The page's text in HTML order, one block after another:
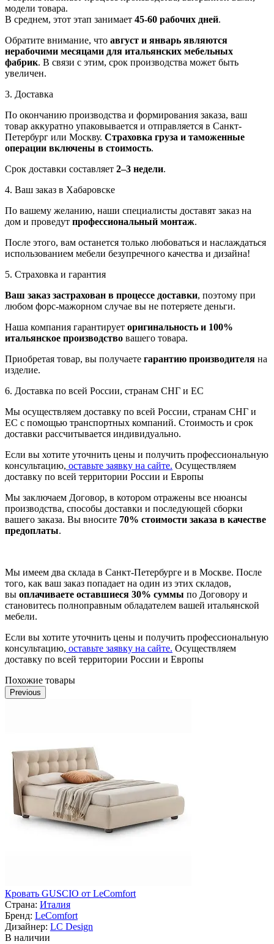
модели товара.
В среднем, этот этап занимает 45-60 рабочих дней.
Обратите внимание, что август и январь являются
нерабочими месяцами для итальянских мебельных
фабрик. В связи с этим, срок производства может быть
увеличен.
3. Доставка
По окончанию производства и формирования заказа, ваш
товар аккуратно упаковывается и отправляется в Санкт-
Петербург или Москву. Страховка груза и таможенные
операции включены в стоимость.
Срок доставки составляет 2–3 недели.
4. Ваш заказ в Хабаровске
По вашему желанию, наши специалисты доставят заказ на
дом и проведут профессиональный монтаж.
После этого, вам останется только любоваться и наслаждаться
использованием мебели безупречного качества и дизайна!
5. Страховка и гарантия
Ваш заказ застрахован в процессе доставки, поэтому при
любом форс-мажорном случае вы не потеряете деньги.
Наша компания гарантирует оригинальность и 100%
итальянское производство вашего товара.
Приобретая товар, вы получаете гарантию производителя на
изделие.
6. Доставка по всей России, странам СНГ и ЕС
Мы осуществляем доставку по всей России, странам СНГ и
ЕС с помощью транспортных компаний. Стоимость и срок
доставки рассчитывается индивидуально.
Если вы хотите уточнить цены и получить профессиональную
консультацию, оставьте заявку на сайте. Осуществляем
доставку по всей территории России и Европы
Мы заключаем Договор, в котором отражены все нюансы
производства, способы доставки и последующей сборки
вашего заказа. Вы вносите 70% стоимости заказа в качестве
предоплаты.
Мы имеем два склада в Санкт-Петербурге и в Москве. После
того, как ваш заказ попадает на один из этих складов,
вы оплачиваете оставшиеся 30% суммы по Договору и
становитесь полноправным обладателем вашей итальянской
мебели.
Если вы хотите уточнить цены и получить профессиональную
консультацию, оставьте заявку на сайте. Осуществляем
доставку по всей территории России и Европы
Похожие товары
Previous
Кровать GUSCIO от LeComfort
Страна: Италия
Бренд: LeComfort
Дизайнер: LC Design
В наличии